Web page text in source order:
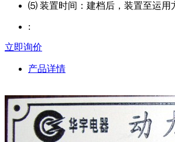
⑸ 装置时间：建档后，装置至运用
:
立即询价
产品详情